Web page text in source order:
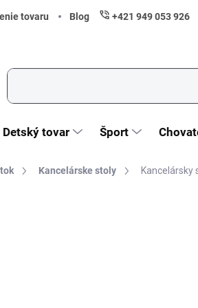
tovaru Blog +421 949 053 926
Detský tovar Šport
Kancelárske stoly Kancelársky